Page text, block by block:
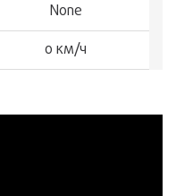
None
0 км/ч